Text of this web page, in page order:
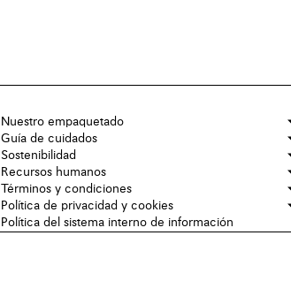
Nuestro empaquetado
Guía de cuidados
Sostenibilidad
Recursos humanos
Términos y condiciones
Política de privacidad y cookies
Política del sistema interno de información